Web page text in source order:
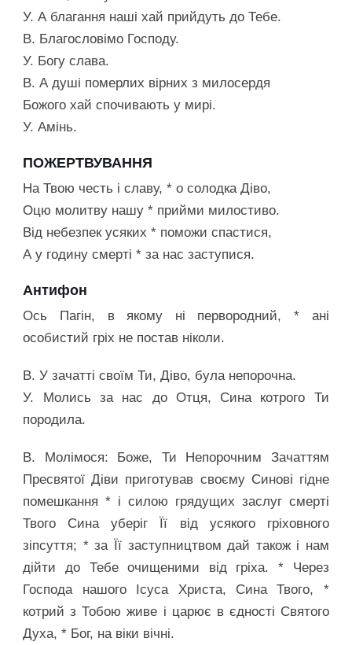
У. А благання наші хай прийдуть до Тебе.
В. Благословімо Господу.
У. Богу слава.
В. А душі померлих вірних з милосердя
Божого хай спочивають у мирі.
У. Амінь.
ПОЖЕРТВУВАННЯ
На Твою честь і славу, * о солодка Діво,
Оцю молитву нашу * прийми милостиво.
Від небезпек усяких * поможи спастися,
А у годину смерті * за нас заступися.
Антифон
Ось Пагін, в якому ні первородний, * ані
особистий гріх не постав ніколи.
В. У зачатті своїм Ти, Діво, була непорочна.
У. Молись за нас до Отця, Сина котрого Ти
породила.
В. Молімося: Боже, Ти Непорочним Зачаттям
Пресвятої Діви приготував своєму Синові гідне
помешкання * і силою грядущих заслуг смерті
Твого Сина уберіг Її від усякого гріховного
зіпсуття; * за Її заступництвом дай також і нам
дійти до Тебе очищеними від гріха. * Через
Господа нашого Ісуса Христа, Сина Твого, *
котрий з Тобою живе і царює в єдності Святого
Духа, * Бог, на віки вічні.